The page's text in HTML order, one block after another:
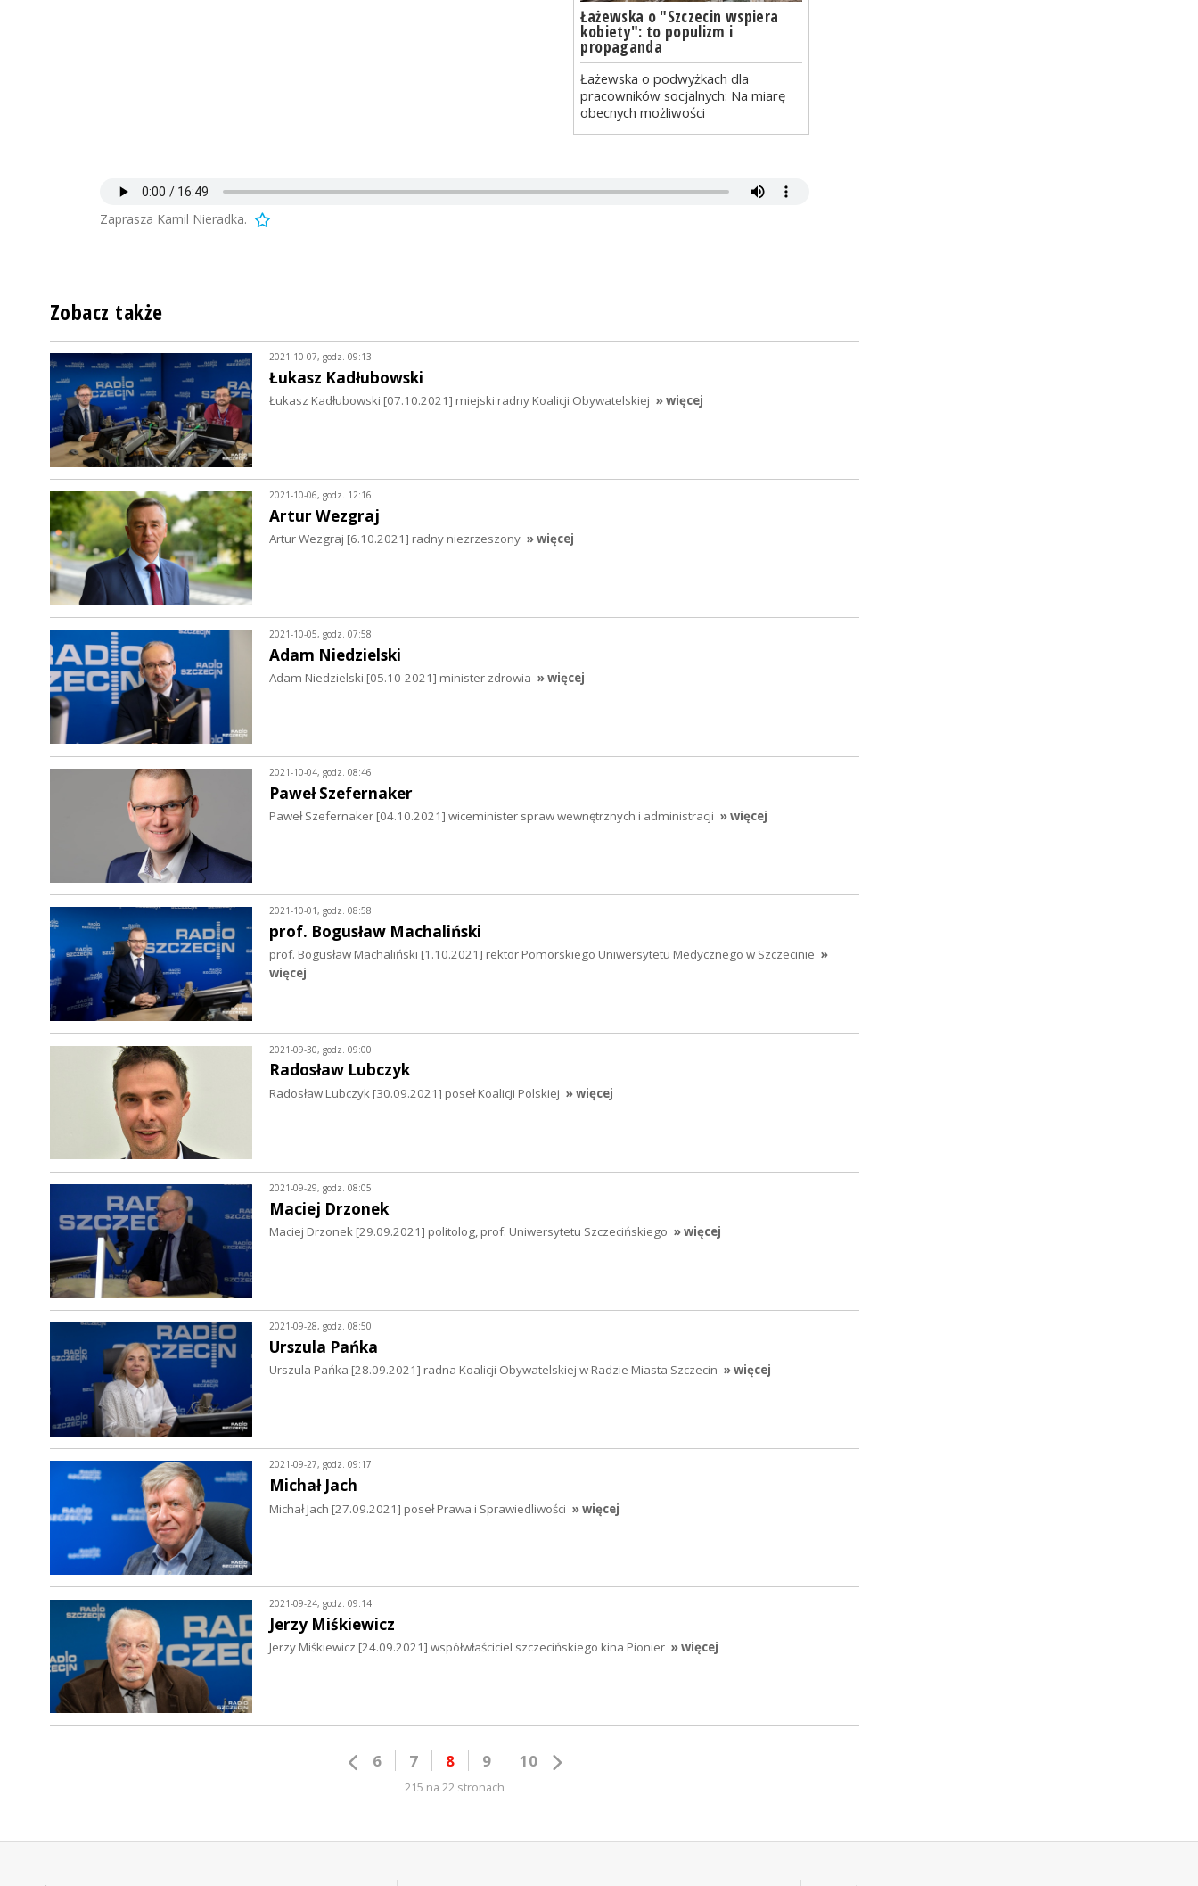
Łażewska o "Szczecin wspiera
kobiety": to populizm i
propaganda
Łażewska o podwyżkach dla
pracowników socjalnych: Na miarę
obecnych możliwości
Zaprasza Kamil Nieradka.
Zobacz także
2021-10-07, godz. 09:13
Łukasz Kadłubowski
Łukasz Kadłubowski [07.10.2021] miejski radny Koalicji Obywatelskiej » więcej
2021-10-06, godz. 12:16
Artur Wezgraj
Artur Wezgraj [6.10.2021] radny niezrzeszony » więcej
2021-10-05, godz. 07:58
Adam Niedzielski
Adam Niedzielski [05.10-2021] minister zdrowia » więcej
2021-10-04, godz. 08:46
Paweł Szefernaker
Paweł Szefernaker [04.10.2021] wiceminister spraw wewnętrznych i administracji » więcej
2021-10-01, godz. 08:58
prof. Bogusław Machaliński
prof. Bogusław Machaliński [1.10.2021] rektor Pomorskiego Uniwersytetu Medycznego w Szczecinie »
więcej
2021-09-30, godz. 09:00
Radosław Lubczyk
Radosław Lubczyk [30.09.2021] poseł Koalicji Polskiej » więcej
2021-09-29, godz. 08:05
Maciej Drzonek
Maciej Drzonek [29.09.2021] politolog, prof. Uniwersytetu Szczecińskiego » więcej
2021-09-28, godz. 08:50
Urszula Pańka
Urszula Pańka [28.09.2021] radna Koalicji Obywatelskiej w Radzie Miasta Szczecin » więcej
2021-09-27, godz. 09:17
Michał Jach
Michał Jach [27.09.2021] poseł Prawa i Sprawiedliwości » więcej
2021-09-24, godz. 09:14
Jerzy Miśkiewicz
Jerzy Miśkiewicz [24.09.2021] współwłaściciel szczecińskiego kina Pionier » więcej
6 7 8 9 10
215 na 22 stronach